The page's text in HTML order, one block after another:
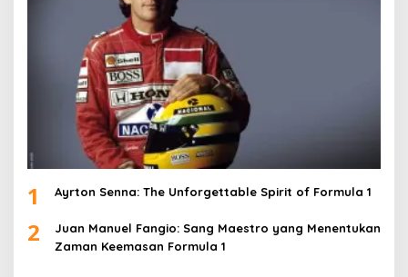
1 Ayrton Senna: The Unforgettable Spirit of Formula 1
2
Juan Manuel Fangio: Sang Maestro yang Menentukan
Zaman Keemasan Formula 1